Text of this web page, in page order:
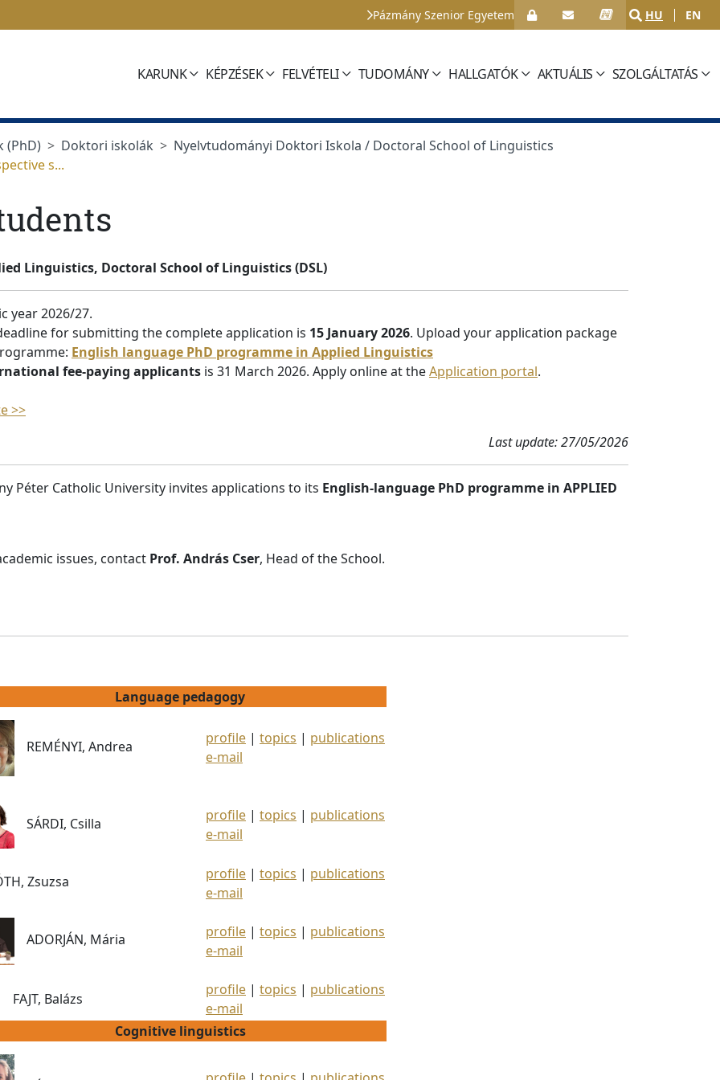
Pázmány Szenior Egyetem HU EN
KARUNK KÉPZÉSEK FELVÉTELI TUDOMÁNY HALLGATÓK AKTUÁLIS SZOLGÁLTATÁS
(PhD) Doktori iskolák
Nyelvtudományi Doktori Iskola / Doctoral School of Linguistics
s...
Linguistics, Doctoral School of Linguistics (DSL)
year 2026/27.
for submitting the complete application is 15 January 2026. Upload your application package
English language PhD programme in Applied Linguistics
fee-paying applicants is 31 March 2026. Apply online at theApplication portal.
>>
Last update: 27/05/2026
Péter Catholic University invites applications to its English-language PhD programme in APPLIED
issues, contact Prof. András Cser, Head of the School.
Language pedagogy
REMÉNYI, Andrea profile | topics | publications
e-mail
SÁRDI, Csilla profile | topics | publications
e-mail
Zsuzsa profile | topics | publications
e-mail
ADORJÁN, Mária profile | topics | publications
e-mail
Balázs
profile | topics | publications
e-mail
Cognitive linguistics